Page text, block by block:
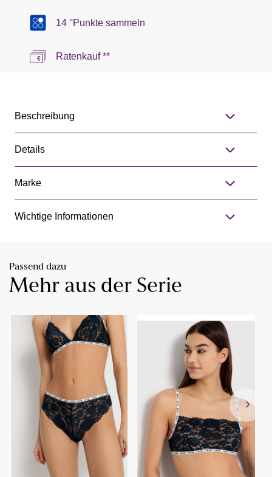
14 °Punkte sammeln
Ratenkauf **
Beschreibung
Details
Marke
Wichtige Informationen
Passend dazu
Mehr aus der Serie